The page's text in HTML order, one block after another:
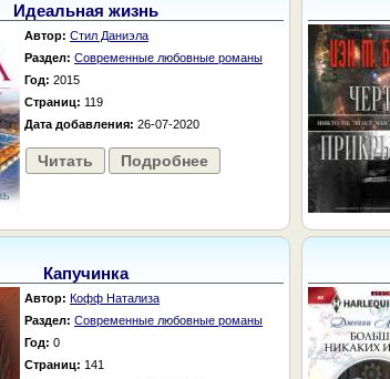
Идеальная жизнь
Автор: Стил Даниэла
Раздел: Современные любовные романы
Год: 2015
Страниц: 119
Дата добавления: 26-07-2020
Читать Подробнее
Капучинка
Автор: Кофф Натализа
Раздел: Современные любовные романы
Год: 0
Страниц: 141